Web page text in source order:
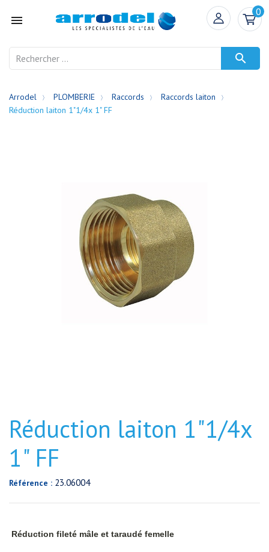

0

Arrodel PLOMBERIE Raccords
Raccords laiton
Réduction laiton 1"1/4x 1" FF
Réduction laiton 1"1/4x
1" FF
Référence : 23.06004
Réduction fileté mâle et taraudé femelle